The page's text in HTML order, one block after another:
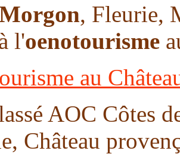
, Fleurie,
l'oenotourisme
au
AOC Côtes
Château